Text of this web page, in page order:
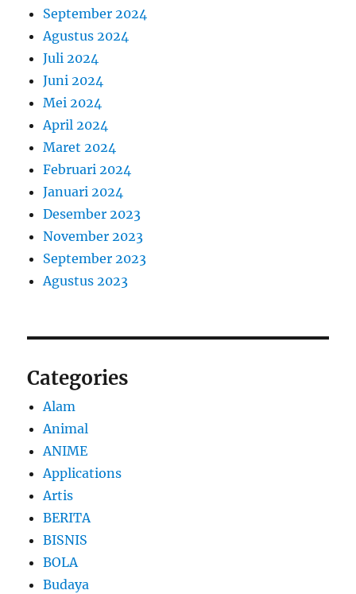
September 2024
Agustus 2024
Juli 2024
Juni 2024
Mei 2024
April 2024
Maret 2024
Februari 2024
Januari 2024
Desember 2023
November 2023
September 2023
Agustus 2023
Categories
Alam
Animal
ANIME
Applications
Artis
BERITA
BISNIS
BOLA
Budaya